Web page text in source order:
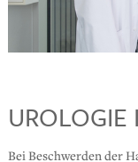
UROLOGIE
Bei Beschwerden der